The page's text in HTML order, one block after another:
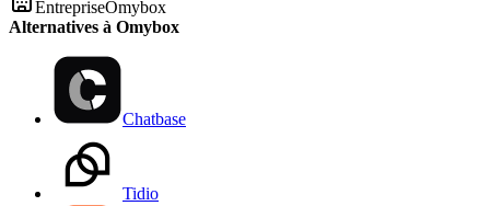
EntrepriseOmybox
Alternatives à Omybox
Chatbase
Tidio